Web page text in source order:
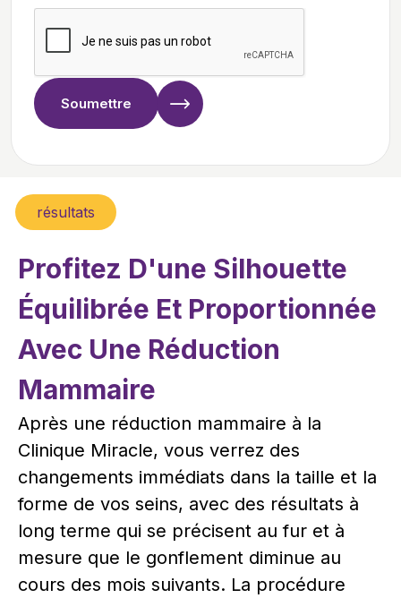
Soumettre
résultats
Profitez D'une Silhouette
Équilibrée Et Proportionnée
Avec Une Réduction
Mammaire
Après une réduction mammaire à la
Clinique Miracle, vous verrez des
changements immédiats dans la taille et la
forme de vos seins, avec des résultats à
long terme qui se précisent au fur et à
mesure que le gonflement diminue au
cours des mois suivants. La procédure